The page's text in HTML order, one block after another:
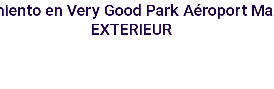
en Very Good Park Aéroport
EXTERIEUR